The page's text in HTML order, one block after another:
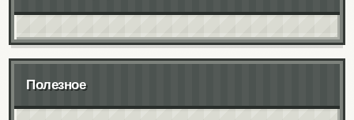
Полезное